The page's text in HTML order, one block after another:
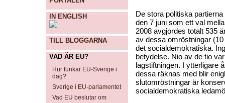
IN ENGLISH
TILL BLOGGARNA
VAD ÄR EU?
Hur funkar EU-Sverige i
dag?
Sverige i EU-parlamentet
Vad EU beslutar om
De stora politiska
den 7 juni som ett val
2008 avgjordes totalt 535
av dessa omröstningar
det socialdemokratiska.
betydelse. Nio av de tio
lagstiftningen. I ytterligare
dessa räknas med blir
slutomröstningar är
socialdemokratiska